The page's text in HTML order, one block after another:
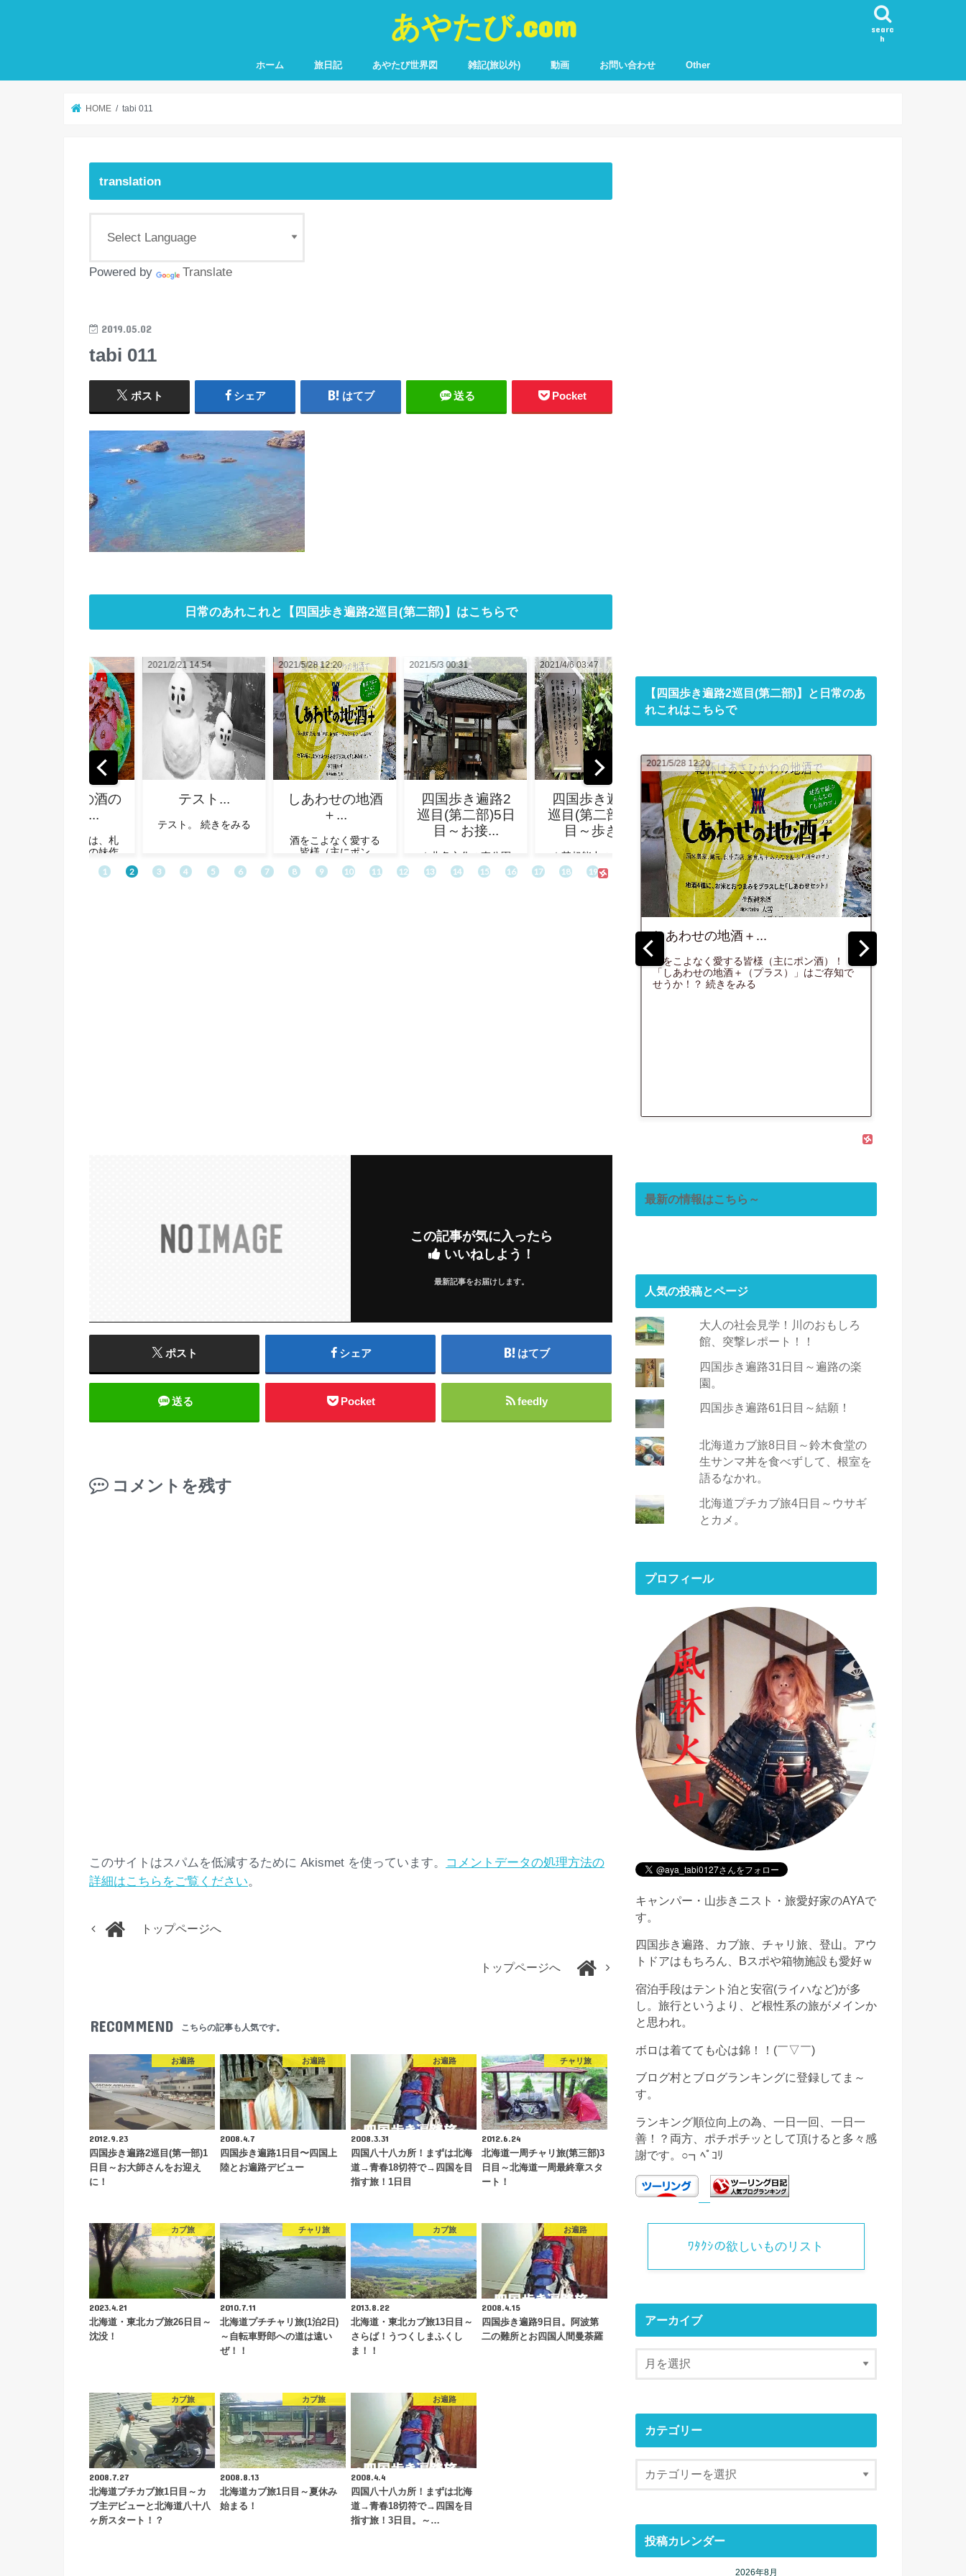
あやたび.com
searc
h
ホーム 旅日記 あやたび世界図 雑記(旅以外) 動画 お問い合わせ Other
HOME tabi 011
translation
Powered by Translate
2019.05.02
tabi 011
ポスト シェア はてブ 送る Pocket
日常のあれこれと【四国歩き遍路2巡目(第二部)】はこちらで
2021/5/28 12:20
しあわせの地酒
酒）！ 「しあわせの
地酒＋（プラス）」
2021/5/3 00:31
四国歩き遍路2
巡目(第二部)5日
★北条文化の森公園
の東屋にて起床！
4/29 続きをみる
2021/4/6 03:47
四国歩き遍路2
巡目(第二部)4日
目～歩き...
★某超能力の宿にて
起床！ 4/28 続きをみ
る
2021/3/26 10:07
四国歩き遍路2
巡目(第二部)3日
目～松山...
★某超能力の宿にて
起床！ 4/27 続きをみ
る
ツーリングマッ
プル北海道
2021...
わんばんこ。 そろそ
ろアスファルトも乾
き始め、血湧き肉踊
る季節が近づいて来
たなか！ 続きをみる
ブログ更新のお
知らせ...
2021/3/19、最新の更
新はこちら↓↓ 【天人
峡温泉 天人閣】鬼が
出るか！？蛇が出る
か！？格安温泉宿探
訪記(前編)プロローグ
遡る事、数週間
前・・・。 やっ...
2021/2/21 14:54
テスト...
この記事が気に入ったら
いいねしよう！
最新記事をお届けします。
ポスト シェア はてブ
送る Pocket feedly
コメントを残す
このサイトはスパムを低減するために Akismet を使っています。 コメントデータの処理方法の
詳細はこちらをご覧ください。
トップページへ
トップページへ
RECOMMEND こちらの記事も人気です。
お遍路
2012.9.23
四国歩き遍路2巡目(第一部)1
日目～お大師さんをお迎え
に！
お遍路
2008.4.7
四国歩き遍路1日目〜四国上
陸とお遍路デビュー
お遍路
2008.3.31
四国八十八カ所！まずは北海
道→青春18切符で→四国を目
指す旅！1日目
チャリ旅
2012.6.24
北海道一周チャリ旅(第三部)3
日目～北海道一周最終章スタ
ート！
カブ旅
2023.4.21
北海道・東北カブ旅26日目～
沈没！
チャリ旅
2010.7.11
北海道プチチャリ旅(1泊2日)
～自転車野郎への道は遠い
ぜ！！
カブ旅
2013.8.22
北海道・東北カブ旅13日目～
さらば！うつくしまふくし
ま！！
お遍路
2008.4.15
四国歩き遍路9日目。阿波第
二の難所とお四国人間曼荼羅
カブ旅
2008.7.27
北海道プチカブ旅1日目～カ
ブ主デビューと北海道八十八
ヶ所スタート！？
カブ旅
2008.8.13
北海道カブ旅1日目～夏休み
始まる！
お遍路
2008.4.4
四国八十八カ所！まずは北海
道→青春18切符で→四国を目
指す旅！3日目。～…
【四国歩き遍路2巡目(第二部)】と日常のあ
れこれはこちらで
2021/5/28 12:20 2021/5/3 00:31
四国歩き遍路2巡目(第二部)5日目～
★北条文化の森公園の東屋にて起床！ 4/29
続きをみる
最新の情報はこちら～
人気の投稿とページ
大人の社会見学！川のおもしろ
館、突撃レポート！！
四国歩き遍路31日目～遍路の楽
園。
四国歩き遍路61日目～結願！
北海道カブ旅8日目～鈴木食堂の
生サンマ丼を食べずして、根室を
語るなかれ。
北海道プチカブ旅4日目～ウサギ
とカメ。
プロフィール
キャンパー・山歩きニスト・旅愛好家のAYAで
す。
四国歩き遍路、カブ旅、チャリ旅、登山。アウ
トドアはもちろん、Bスポや箱物施設も愛好ｗ
宿泊手段はテント泊と安宿(ライハなど)が多
し。旅行というより、ど根性系の旅がメインか
と思われ。
ボロは着てても心は錦！！(￣▽￣)
ブログ村とブログランキングに登録してま～
す。
ランキング順位向上の為、一日一回、一日一
善！？両方、ポチポチッとして頂けると多々感
謝です。○┓ﾍﾟｺﾘ
ﾜﾀｸｼの欲しいものリスト
アーカイブ
カテゴリー
投稿カレンダー
2026年8月